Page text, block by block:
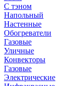
С тэном
Напольный
Настенные
Обогреватели
Газовые
Уличные
Конвекторы
Газовые
Электрические